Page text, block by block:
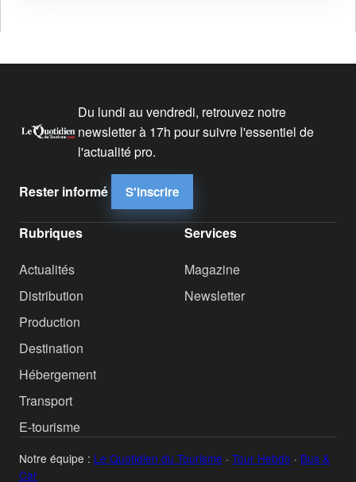
Du lundi au vendredi, retrouvez notre
newsletter à 17h pour suivre l'essentiel de
l'actualité pro.
Rester informé S'inscrire
Rubriques
Actualités
Distribution
Production
Destination
Hébergement
Transport
E-tourisme
Services
Magazine
Newsletter
Notre équipe : Le Quotidien du Tourisme · Tour Hebdo · Bus &
Car